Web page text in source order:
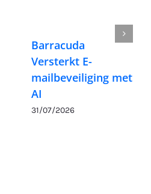
Barracuda
Versterkt E-
mailbeveiliging met
AI
31/07/2026